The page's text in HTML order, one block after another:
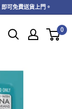
可免費送貨上門。
0